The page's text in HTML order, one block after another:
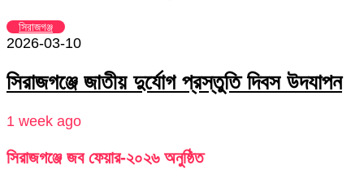
সিরাজগঞ্জ
2026-03-10
সিরাজগঞ্জে জাতীয় দুর্যোগ প্রস্তুতি দিবস উদযাপন
1 week ago
সিরাজগঞ্জে জব ফেয়ার-২০২৬ অনুষ্ঠিত